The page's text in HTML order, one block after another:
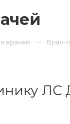
врачей — Врач-
ЛС